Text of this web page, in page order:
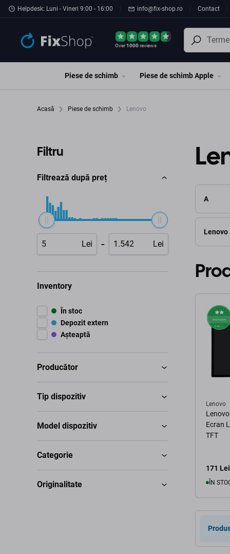
Preskočiť na hlavný obsah
Helpdesk: Luni - Vineri 9:00 - 16:00 info@fix-shop.ro Contact
Over1000reviews
Piese de schimb Piese de schimb Apple
Acasă Piese de schimb Lenovo
Filtru
Filtrează după preț
Lei - Lei
Inventory
În stoc
Depozit extern
Așteaptă
Producător
Tip dispozitiv
Model dispozitiv
Categorie
Originalitate
A
Lenovo
Lenovo
Ecran
TFT
171 Lei
ÎN